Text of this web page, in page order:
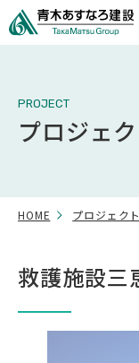
PROJECT
プロジェ
HOME プロジェク
救護施設三